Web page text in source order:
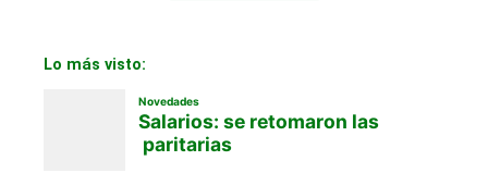
Lo más visto: